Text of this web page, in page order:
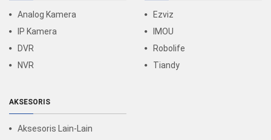
Analog Kamera
IP Kamera
DVR
NVR
Ezviz
IMOU
Robolife
Tiandy
AKSESORIS
Aksesoris Lain-Lain